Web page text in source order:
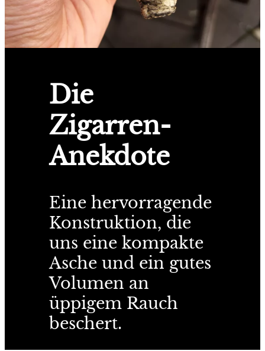
Die
Zigarren-
Anekdote
Eine hervorragende
Konstruktion, die
uns eine kompakte
Asche und ein gutes
Volumen an
üppigem Rauch
beschert.